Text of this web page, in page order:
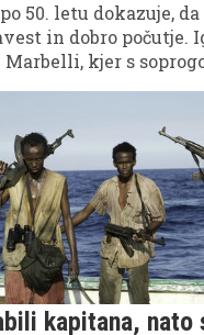
50. letu dokazuje,
in dobro počutje.
kjer s
ob morju.
kapitana, nato